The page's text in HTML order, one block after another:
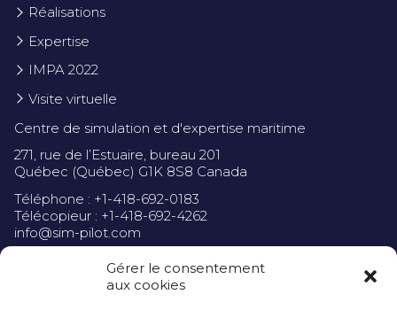
Gérer le consentement
aux cookies
Réalisations
Expertise
IMPA 2022
Visite virtuelle
Centre de simulation et d'expertise maritime
271, rue de l’Estuaire, bureau 201
Québec (Québec) G1K 8S8 Canada
Téléphone : +1-418-692-0183
Télécopieur : +1-418-692-4262
info@sim-pilot.com